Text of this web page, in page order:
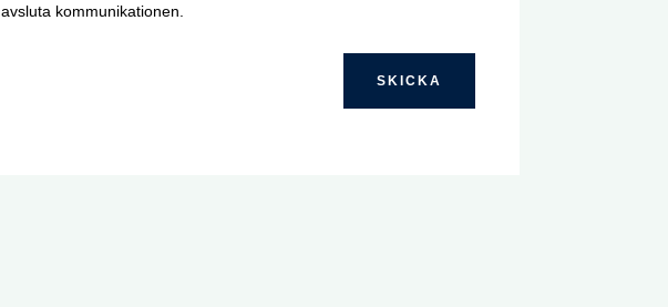
avsluta kommunikationen.
SKICKA